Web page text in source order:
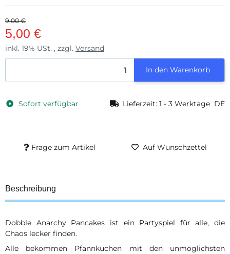
9,00 €
5,00 €
inkl. 19% USt. , zzgl. Versand
In den Warenkorb
Sofort verfügbar Lieferzeit: 1 - 3 Werktage DE
Frage zum Artikel Auf Wunschzettel
Beschreibung
Dobble Anarchy Pancakes ist ein Partyspiel für alle, die
Chaos lecker finden.
Alle bekommen Pfannkuchen mit den unmöglichsten